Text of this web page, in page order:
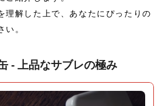
理解した上で、あなたにぴったりの
い。
- 上品なサブレの極み